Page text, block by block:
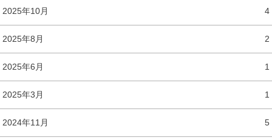
2025年10月 4
2025年8月 2
2025年6月 1
2025年3月 1
2024年11月 5